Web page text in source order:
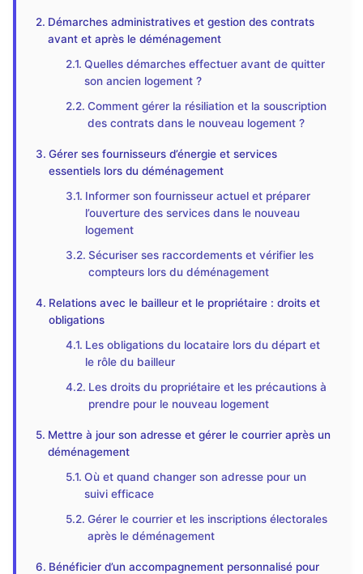
Démarches administratives et gestion des contrats
avant et après le déménagement
Quelles démarches effectuer avant de quitter
son ancien logement ?
Comment gérer la résiliation et la souscription
des contrats dans le nouveau logement ?
Gérer ses fournisseurs d’énergie et services
essentiels lors du déménagement
Informer son fournisseur actuel et préparer
l’ouverture des services dans le nouveau
logement
Sécuriser ses raccordements et vérifier les
compteurs lors du déménagement
Relations avec le bailleur et le propriétaire : droits et
obligations
Les obligations du locataire lors du départ et
le rôle du bailleur
Les droits du propriétaire et les précautions à
prendre pour le nouveau logement
Mettre à jour son adresse et gérer le courrier après un
déménagement
Où et quand changer son adresse pour un
suivi efficace
Gérer le courrier et les inscriptions électorales
après le déménagement
Bénéficier d’un accompagnement personnalisé pour